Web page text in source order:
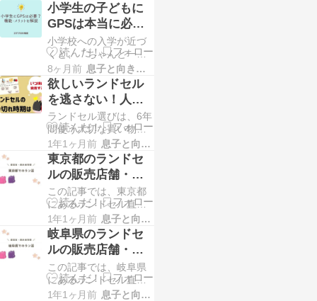
小学生の子どもに
GPSは本当に必
要？機能・メリッ
ト・おすすめを解
説
小学校への入学が近づ
くと、「ちゃんと一人
で登下校できるかな」
「放課後は大丈夫か
な」と、子どもの安全
について考える場面が
増えてきます。 最近
は、こうした不安への
備えとして、小学生向
けGPSを検討する家庭
も増えています。とは
8ヶ月前 息子と向き合う！！
欲しいランドセル
を逃さない！人気
モデルの在庫状況
と売り切れ時期を
解説
ランドセル選びは、6年
間使う大切な買い物。
せっかくならお気に入
りのデザインやカラー
を選びたいところです
が、人気モデルは毎年
早い段階で完売してし
まう傾向があります。
「まだ大丈夫」と思っ
ていたら、欲しかった
モデルがすでに在
1年1ヶ月前 息子と向き合う！！
東京都のランドセ
ルの販売店舗・展
示会情報
この記事では、東京都
にあるランドセル直営
店・販売店舗と実施予
定のランドセル展示会
情報を掲載していま
す。 東京都内にお住ま
いの方のラン活で、ラ
ンドセル探しにお困り
の方！お近くでランド
1年1ヶ月前 息子と向き合う！！
岐阜県のランドセ
ルの販売店舗・展
示会情報
この記事では、岐阜県
にあるランドセル直営
店・販売店舗と実施予
1年1ヶ月前 息子と向き合う！！